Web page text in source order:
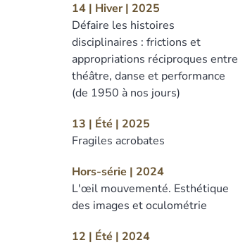
14 | Hiver | 2025
Défaire les histoires
disciplinaires : frictions et
appropriations réciproques entre
théâtre, danse et performance
(de 1950 à nos jours)
13 | Été | 2025
Fragiles acrobates
Hors-série | 2024
L'œil mouvementé. Esthétique
des images et oculométrie
12 | Été | 2024